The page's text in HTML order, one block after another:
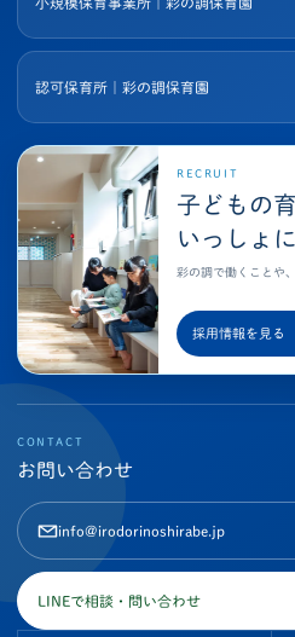
認可保育所｜彩の調保育園
RECRUIT
子どもの
いっしょ
彩の調で働くことや
採用情報を見る
CONTACT
お問い合わせ
info@irodorinoshirabe.jp
LINEで相談・問い合わせ